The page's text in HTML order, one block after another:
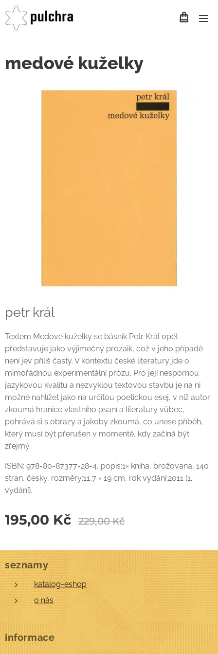
medové kuželky
petr král
Textem Medové kuželky se básník Petr Král opět
představuje jako výjimečný prozaik, což v jeho případě
není jev příliš častý. V kontextu české literatury jde o
mimořádnou experimentální prózu. Pro její nespornou
jazykovou kvalitu a nezvyklou textovou stavbu je na ni
možné nahlížet jako na určitou poetickou esej, v níž autor
zkoumá hranice vlastního psaní a literatury vůbec,
pohrává si s obrazy a jakoby zkoumá, co unese příběh,
který musí být přerušen v momentě, kdy začíná být
zřejmý.
ISBN: 978-80-87377-28-4, popis:1× kniha, brožovaná, 140
stran, česky, rozměry:11,7 × 19 cm, rok vydání:2011 (1.
vydání).
195,00 Kč 229,00Kč
seznamy
katalog-eshop
o nás
informace